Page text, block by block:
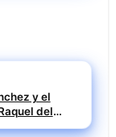
y el
del